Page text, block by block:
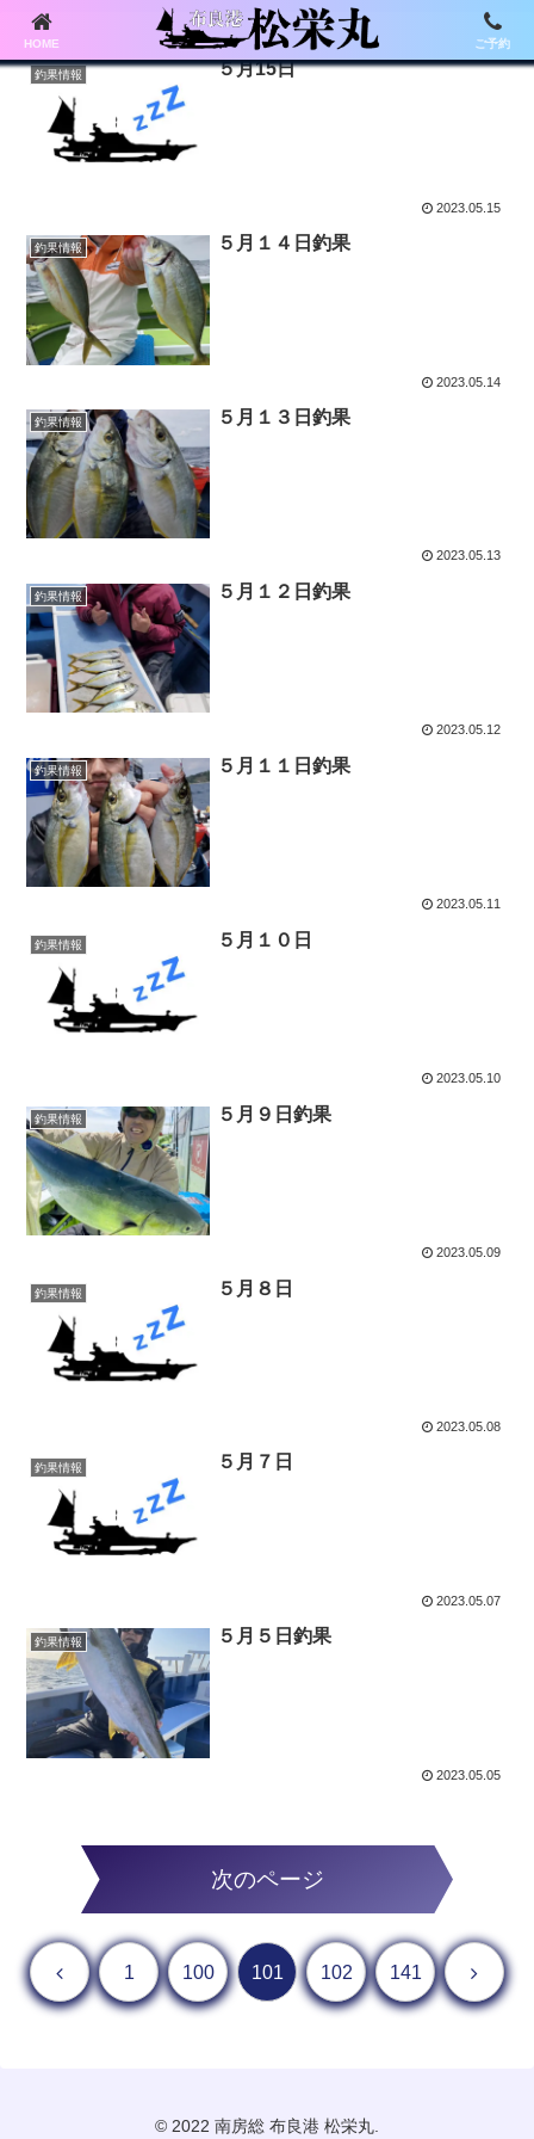
釣果情報 ５月15日
2023.05.15
釣果情報 ５月１４日釣果
2023.05.14
釣果情報 ５月１３日釣果
2023.05.13
釣果情報 ５月１２日釣果
2023.05.12
釣果情報 ５月１１日釣果
2023.05.11
釣果情報 ５月１０日
2023.05.10
釣果情報 ５月９日釣果
2023.05.09
釣果情報 ５月８日
2023.05.08
釣果情報 ５月７日
2023.05.07
釣果情報 ５月５日釣果
2023.05.05
次のページ
前へ 1 100 101 102 141 次へ
© 2022 南房総 布良港 松栄丸.
HOME ご予約